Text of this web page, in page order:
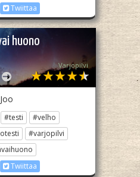
Twiittaa
huono
Varjopilvi
Joo
#testi
#velho
#varjopilvi
Twiittaa